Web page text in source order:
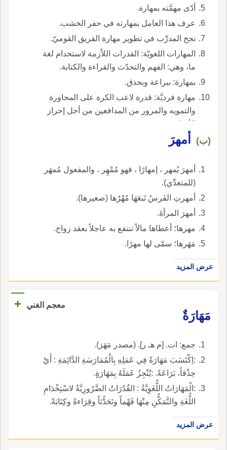
أدّى مهمَّته بمهارة.
عرف هذا العامل بمهارته في حفر الخشب.
نجح المدرِّب في تطوير مهارة الفريق القوميّ.
المهارات اللغويّة: القدرات اللاّزمة لاستخدام لغة
ما، وهي: الفهم والتحدّث والقراءة والكتابة.
بمهارة: ببراعة وبحذق.
مهارة فرديَّة: قدرة لاعب الكرة على المحاورة
والتمويه والمرور من المدافعين من أجل إحراز
الأهداف.
(ب) أمهرَ
أمهرَ يُمهر ، إمهارًا ، فهو مُمْهِر ، والمفعول مُمهَر
(للمتعدِّي).
أمهرتِ الفَرسُ تَبعَهَا مُهْرُها (صغيرها).
أمهرَ المرأةَ.
مهرها؛ أعطاها مالاً تنتفع به عاجلاً بعقد زواج.
مَهَرها؛ سمّى لها مهرًا.
عرض المزيد
معجم الغني
+
مَهَارَةٌ
جمع: ات. [م هـ ر]. (مصدر مَهَرَ).
:اِكْتَسَبَ مَهَارَةً فِي عَمَلِهِ بِالْمُمَارَسَةِ الدَّائِمَةِ : أَيْ
حِذْقاً، بَرَاعَةً. :يُنْجِزُ عَمَلَهُ بِمَهَارَةٍ.
:الْمَهَارَاتُ اللُّغَوِيَّةُ : القُدُرَاتُ الضَّرُورِيَّةُ لاسْتِخْدَامِ
اللُّغَةِ والتَّمَكُّنِ مِنْهَا فَهْماً وتَحَدُّثاً وقِرَاءةً وكِتَابَةً.
عرض المزيد